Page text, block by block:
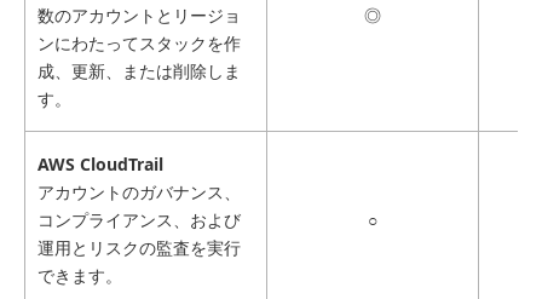
数のアカウントとリージョ
ンにわたってスタックを作
成、更新、または削除しま
す。
◎
AWS CloudTrail
アカウントのガバナンス、
コンプライアンス、および
運用とリスクの監査を実行
できます。
○